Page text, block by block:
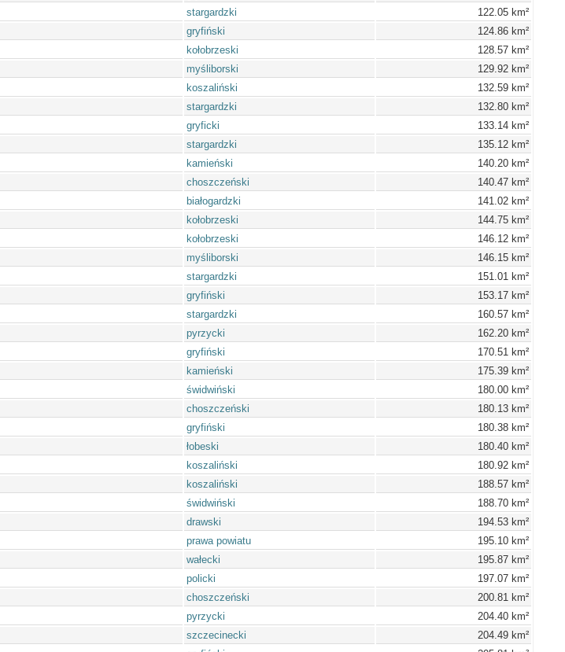
stargardzki
122.05 km²
gryfiński
124.86 km²
kołobrzeski
128.57 km²
myśliborski
129.92 km²
koszaliński
132.59 km²
stargardzki
132.80 km²
gryficki
133.14 km²
stargardzki
135.12 km²
kamieński
140.20 km²
choszczeński
140.47 km²
białogardzki
141.02 km²
kołobrzeski
144.75 km²
kołobrzeski
146.12 km²
myśliborski
146.15 km²
stargardzki
151.01 km²
gryfiński
153.17 km²
stargardzki
160.57 km²
pyrzycki
162.20 km²
gryfiński
170.51 km²
kamieński
175.39 km²
świdwiński
180.00 km²
choszczeński
180.13 km²
gryfiński
180.38 km²
łobeski
180.40 km²
koszaliński
180.92 km²
koszaliński
188.57 km²
świdwiński
188.70 km²
drawski
194.53 km²
prawa powiatu
195.10 km²
wałecki
195.87 km²
policki
197.07 km²
choszczeński
200.81 km²
pyrzycki
204.40 km²
szczecinecki
204.49 km²